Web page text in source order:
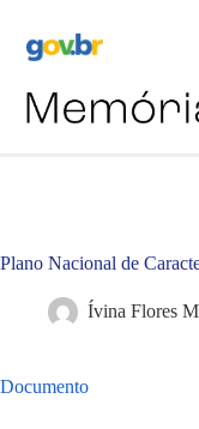
Plano Nacional de
Ívina Flores
Documento